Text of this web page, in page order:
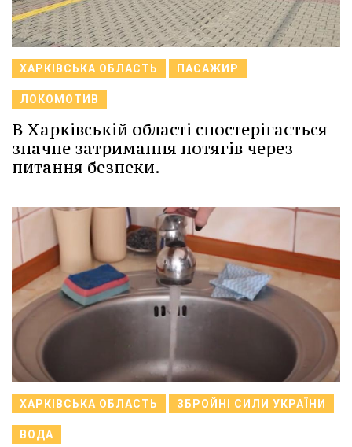
ХАРКІВСЬКА ОБЛАСТЬ ПАСАЖИР
ЛОКОМОТИВ
В Харківській області спостерігається
значне затримання потягів через
питання безпеки.
ХАРКІВСЬКА ОБЛАСТЬ ЗБРОЙНІ СИЛИ УКРАЇНИ
ВОДА